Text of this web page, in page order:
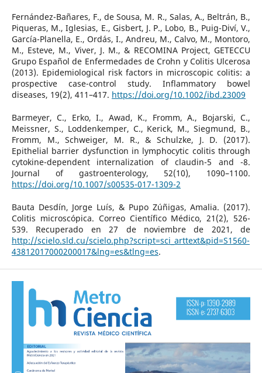
Fernández-Bañares, F., de Sousa, M. R., Salas, A., Beltrán, B.,
Piqueras, M., Iglesias, E., Gisbert, J. P., Lobo, B., Puig-Diví, V.,
García-Planella, E., Ordás, I., Andreu, M., Calvo, M., Montoro,
M., Esteve, M., Viver, J. M., & RECOMINA Project, GETECCU
Grupo Español de Enfermedades de Crohn y Colitis Ulcerosa
(2013). Epidemiological risk factors in microscopic colitis: a
prospective case-control study. Inflammatory bowel
diseases, 19(2), 411–417. https://doi.org/10.1002/ibd.23009
Barmeyer, C., Erko, I., Awad, K., Fromm, A., Bojarski, C.,
Meissner, S., Loddenkemper, C., Kerick, M., Siegmund, B.,
Fromm, M., Schweiger, M. R., & Schulzke, J. D. (2017).
Epithelial barrier dysfunction in lymphocytic colitis through
cytokine-dependent internalization of claudin-5 and -8.
Journal of gastroenterology, 52(10), 1090–1100.
https://doi.org/10.1007/s00535-017-1309-2
Bauta Desdín, Jorge Luís, & Pupo Zúñigas, Amalia. (2017).
Colitis microscópica. Correo Científico Médico, 21(2), 526-
539. Recuperado en 27 de noviembre de 2021, de
http://scielo.sld.cu/scielo.php?script=sci_arttext&pid=S1560-
43812017000200017&lng=es&tlng=es.